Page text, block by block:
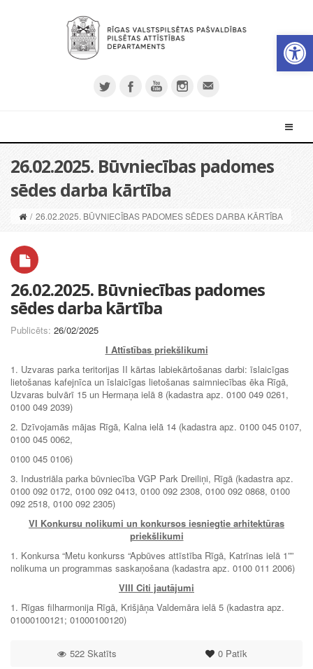
26.02.2025. Būvniecības padomes
sēdes darba kārtība
/ 26.02.2025. BŪVNIECĪBAS PADOMES SĒDES DARBA KĀRTĪBA
26.02.2025. Būvniecības padomes
sēdes darba kārtība
Publicēts: 26/02/2025
I Attīstības priekšlikumi
1. Uzvaras parka teritorijas II kārtas labiekārtošanas darbi: īslaicīgas
lietošanas kafejnīca un īslaicīgas lietošanas saimniecības ēka Rīgā,
Uzvaras bulvārī 15 un Hermaņa ielā 8 (kadastra apz. 0100 049 0261,
0100 049 2039)
2. Dzīvojamās mājas Rīgā, Kalna ielā 14 (kadastra apz. 0100 045 0107,
0100 045 0062,
0100 045 0106)
3. Industriāla parka būvniecība VGP Park Dreiliņi, Rīgā (kadastra apz.
0100 092 0172, 0100 092 0413, 0100 092 2308, 0100 092 0868, 0100
092 2518, 0100 092 2305)
VI Konkursu nolikumi un konkursos iesniegtie arhitektūras
priekšlikumi
1. Konkursa “Metu konkurss “Apbūves attīstība Rīgā, Katrīnas ielā 1””
nolikuma un programmas saskaņošana (kadastra apz. 0100 011 2006)
VIII Citi jautājumi
1. Rīgas filharmonija Rīgā, Krišjāņa Valdemāra ielā 5 (kadastra apz.
01000100121; 01000100120)
0Patīk
522 Skatīts